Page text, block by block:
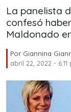
La panelista
confesó
Maldonado
Por Giannina
abril 22, 2022 - 6:11